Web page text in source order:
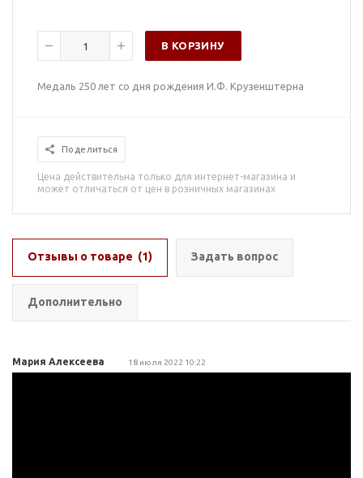
В КОРЗИНУ
Медаль 250 лет со дня рождения И.Ф. Крузенштерна
Поделиться
Цена действительна только для интернет-магазина и
может отличаться от цен в розничных магазинах
Отзывы о товаре (1) Задать вопрос
Дополнительно
Мария Алексеева 18 июля 2022 10:22